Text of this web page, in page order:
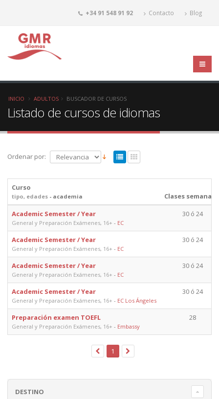
+34 91 548 91 92 Contacto Blog
INICIO ADULTOS BUSCADOR DE CURSOS
Listado de cursos de idiomas
Ordenar por:
Curso
tipo, edades - academia
Clases
Academic Semester / Year
General y Preparación Exámenes, 16+ - EC
30 ó 24
Academic Semester / Year
General y Preparación Exámenes, 16+ - EC
30 ó 24
Academic Semester / Year
General y Preparación Exámenes, 16+ - EC
30 ó 24
Academic Semester / Year
General y Preparación Exámenes, 16+ - EC Los Ángeles
30 ó 24
Preparación examen TOEFL
General y Preparación Exámenes, 16+ - Embassy
28
1
DESTINO